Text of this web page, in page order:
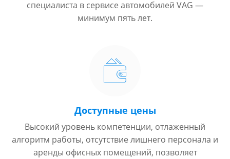
специалиста в сервисе автомобилей VAG —
минимум пять лет.
Доступные цены
Высокий уровень компетенции, отлаженный
алгоритм работы, отсутствие лишнего персонала и
аренды офисных помещений, позволяет